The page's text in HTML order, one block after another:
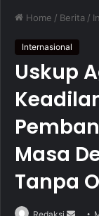
Home / Berita /
Internasional
Uskup
Masa
Tanpa